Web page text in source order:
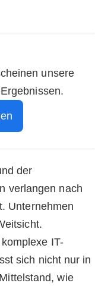
unsere
der
verlangen nach
Unternehmen
IT-
sich nicht nur in
wie